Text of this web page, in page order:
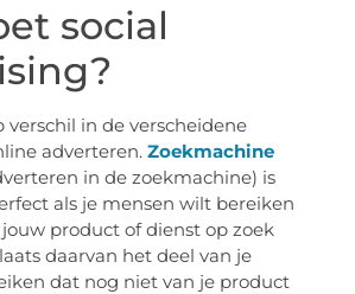
social
verschil in de verscheidene
adverteren. Zoekmachine
in de zoekmachine) is
als je mensen wilt bereiken
product of dienst op zoek
daarvan het deel van je
dat nog niet van je product